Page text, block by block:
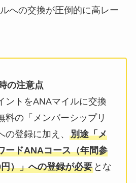
への交換が圧倒的に高レー
の注意点
ントをANAマイルに交換
料の「メンバーシップリ
の登録に加え、 別途「メ
ードANAコース（年間参
）」への登録が必要とな